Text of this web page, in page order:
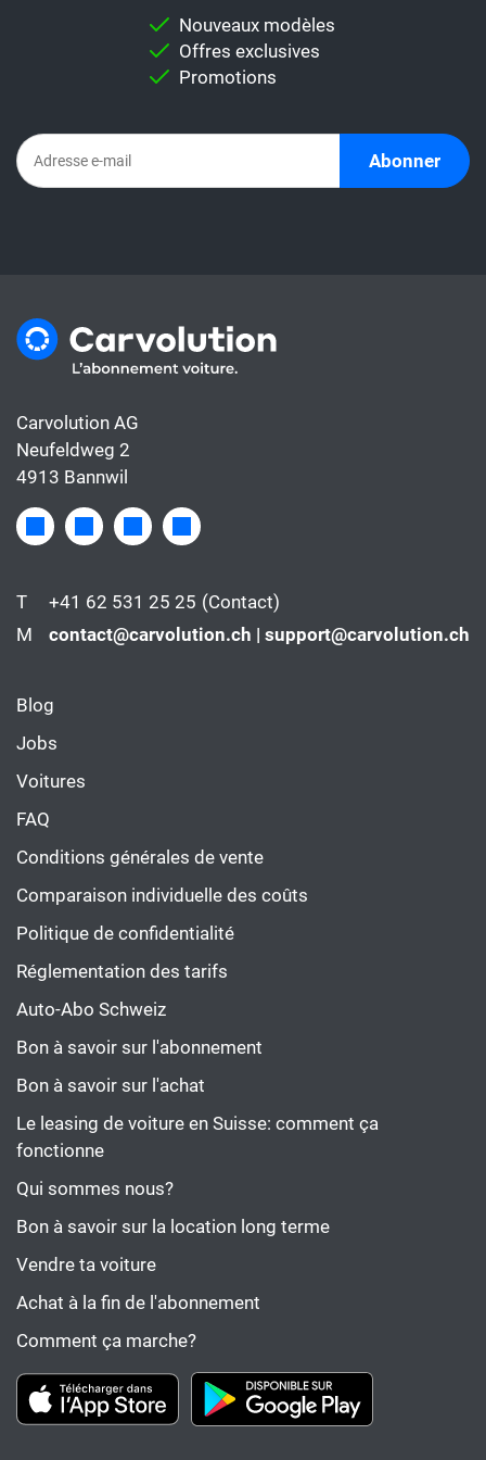
comparaison individuelle.
Important:Ne comparez jamais
abonnement automobile. En effet,
l'abonnement comprend déjà tous les coûts
de la voiture, alors que le taux de leasing ne
Nouveaux modèles
Offres exclusives
Promotions
Abonner
Carvolution AG
Neufeldweg 2
4913 Bannwil
T +41 62 531 25 25 (Contact)
M
contact@carvolution.ch | support@carvolution.ch
Blog
Jobs
Voitures
FAQ
Conditions générales de vente
Comparaison individuelle des coûts
Politique de confidentialité
Réglementation des tarifs
Auto-Abo Schweiz
Bon à savoir sur l'abonnement
Bon à savoir sur l'achat
Le leasing de voiture en Suisse: comment ça
fonctionne
Qui sommes nous?
Bon à savoir sur la location long terme
Vendre ta voiture
Achat à la fin de l'abonnement
Comment ça marche?